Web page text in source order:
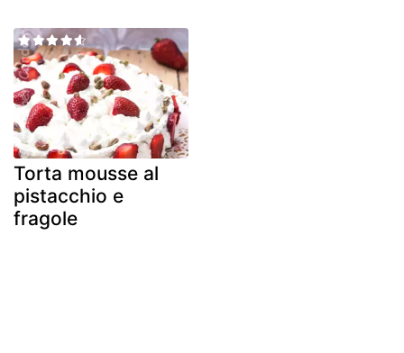
Torta mousse al
pistacchio e
fragole